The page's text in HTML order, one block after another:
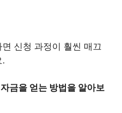
신청 과정이 훨씬 매끄
.
금을 얻는 방법을 알아보